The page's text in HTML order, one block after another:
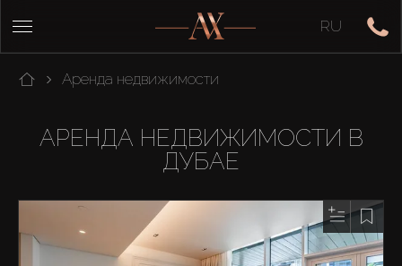
RU
Аренда недвижимости
АРЕНДА НЕДВИЖИМОСТИ В
ДУБАЕ